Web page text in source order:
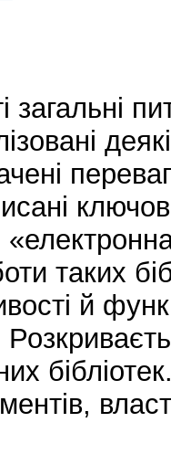
загальні
таких
й